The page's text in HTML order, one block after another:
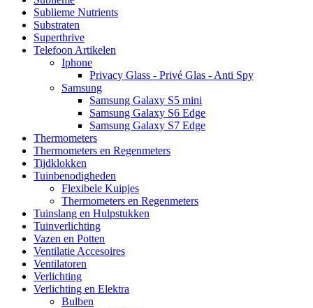
Sublieme Nutrients
Substraten
Superthrive
Telefoon Artikelen
Iphone
Privacy Glass - Privé Glas - Anti Spy
Samsung
Samsung Galaxy S5 mini
Samsung Galaxy S6 Edge
Samsung Galaxy S7 Edge
Thermometers
Thermometers en Regenmeters
Tijdklokken
Tuinbenodigheden
Flexibele Kuipjes
Thermometers en Regenmeters
Tuinslang en Hulpstukken
Tuinverlichting
Vazen en Potten
Ventilatie Accesoires
Ventilatoren
Verlichting
Verlichting en Elektra
Bulben